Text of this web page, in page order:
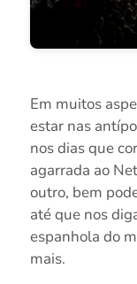
Em muitos
estar nas
nos dias que
agarrada ao
outro, bem
até que nos
espanhola do
mais.